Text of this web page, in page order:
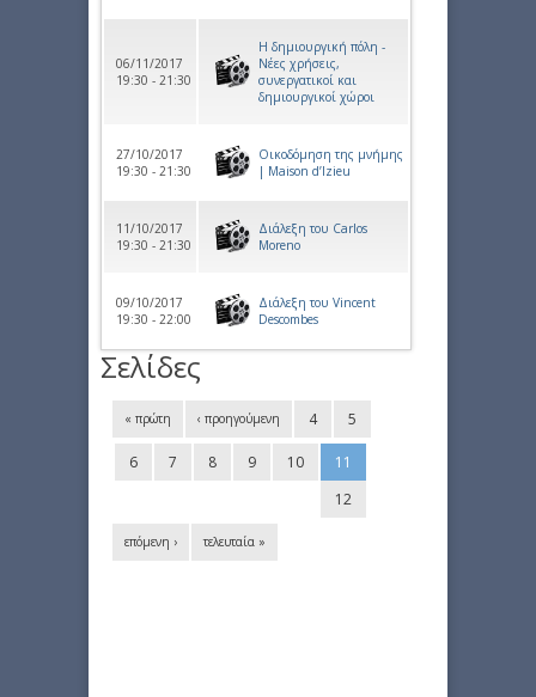
06/11/2017
19:30 - 21:30
Η δημιουργική πόλη -
Νέες χρήσεις,
συνεργατικοί και
δημιουργικοί χώροι
27/10/2017
19:30 - 21:30
Οικοδόμηση της μνήμης
| Maison d’Izieu
11/10/2017
19:30 - 21:30
Διάλεξη του Carlos
Moreno
09/10/2017
19:30 - 22:00
Διάλεξη του Vincent
Descombes
Σελίδες
« πρώτη ‹ προηγούμενη 4 5
6 7 8 9 10
11
12
επόμενη › τελευταία »